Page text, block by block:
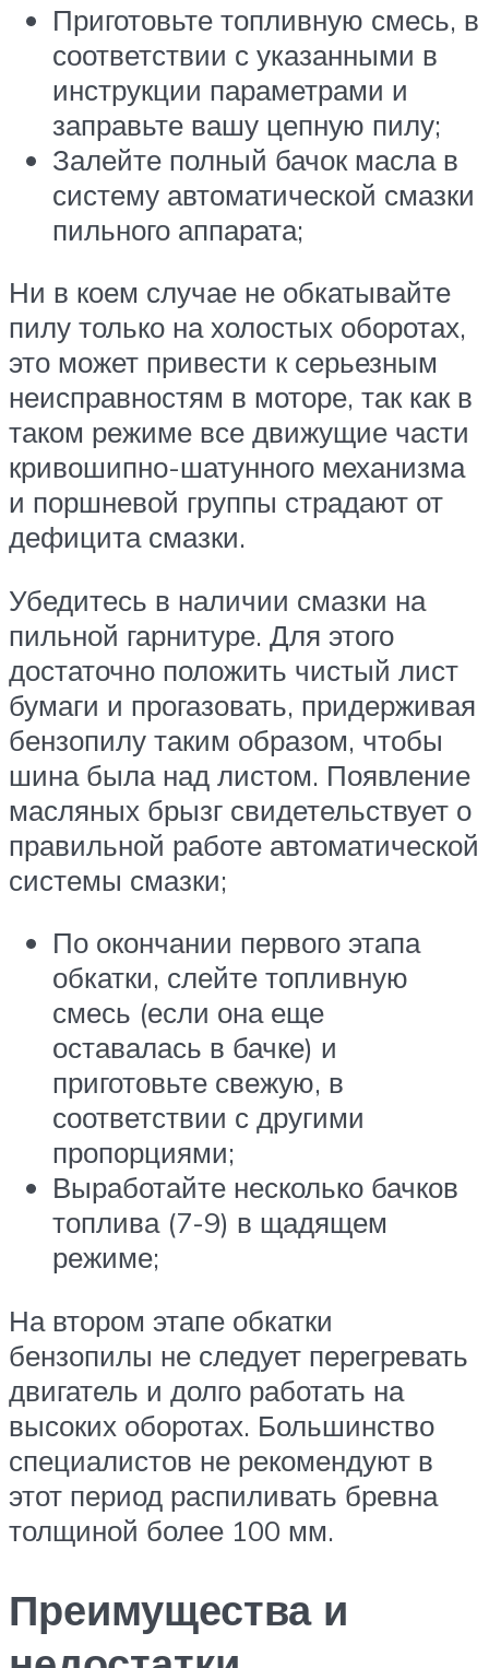
Приготовьте топливную смесь, в
соответствии с указанными в
инструкции параметрами и
заправьте вашу цепную пилу;
Залейте полный бачок масла в
систему автоматической смазки
пильного аппарата;
Ни в коем случае не обкатывайте
пилу только на холостых оборотах,
это может привести к серьезным
неисправностям в моторе, так как в
таком режиме все движущие части
кривошипно-шатунного механизма
и поршневой группы страдают от
дефицита смазки.
Убедитесь в наличии смазки на
пильной гарнитуре. Для этого
достаточно положить чистый лист
бумаги и прогазовать, придерживая
бензопилу таким образом, чтобы
шина была над листом. Появление
масляных брызг свидетельствует о
правильной работе автоматической
системы смазки;
По окончании первого этапа
обкатки, слейте топливную
смесь (если она еще
оставалась в бачке) и
приготовьте свежую, в
соответствии с другими
пропорциями;
Выработайте несколько бачков
топлива (7-9) в щадящем
режиме;
На втором этапе обкатки
бензопилы не следует перегревать
двигатель и долго работать на
высоких оборотах. Большинство
специалистов не рекомендуют в
этот период распиливать бревна
толщиной более 100 мм.
Преимущества и